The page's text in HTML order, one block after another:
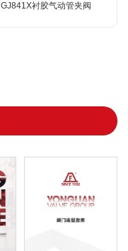
GJ841X衬胶气动管夹阀